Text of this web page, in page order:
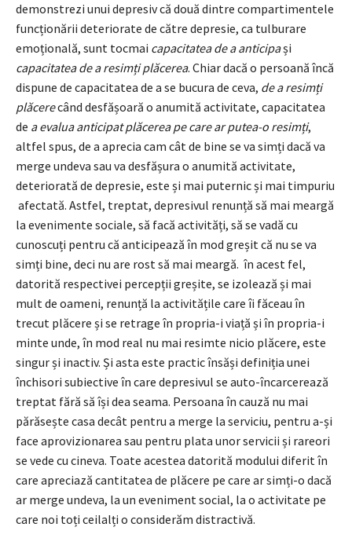
demonstrezi unui depresiv că două dintre compartimentele
funcționării deteriorate de către depresie, ca tulburare
emoțională, sunt tocmai capacitatea de a anticipași
capacitatea de a resimți plăcerea. Chiar dacă o persoană încă
dispune de capacitatea de a se bucura de ceva, de a resimți
plăcerecând desfășoară o anumită activitate, capacitatea
de a evalua anticipat plăcerea pe care ar putea-o resimți,
altfel spus, de a aprecia cam cât de bine se va simți dacă va
merge undeva sau va desfășura o anumită activitate,
deteriorată de depresie, este și mai puternic și mai timpuriu
afectată. Astfel, treptat, depresivul renunță să mai meargă
la evenimente sociale, să facă activități, să se vadă cu
cunoscuți pentru că anticipează în mod greșit că nu se va
simți bine, deci nu are rost să mai meargă. în acest fel,
datorită respectivei percepții greșite, se izolează și mai
mult de oameni, renunță la activitățile care îi făceau în
trecut plăcere și se retrage în propria-i viață și în propria-i
minte unde, în mod real nu mai resimte nicio plăcere, este
singur și inactiv. Și asta este practic însăși definiția unei
închisori subiective în care depresivul se auto-încarcerează
treptat fără să își dea seama. Persoana în cauză nu mai
părăsește casa decât pentru a merge la serviciu, pentru a-și
face aprovizionarea sau pentru plata unor servicii și rareori
se vede cu cineva. Toate acestea datorită modului diferit în
care apreciază cantitatea de plăcere pe care ar simți-o dacă
ar merge undeva, la un eveniment social, la o activitate pe
care noi toți ceilalți o considerăm distractivă.